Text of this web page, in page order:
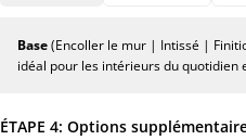
Base(Encoller le mur | Intissé |
idéal pour les intérieurs du quotidien
ÉTAPE 4: Options